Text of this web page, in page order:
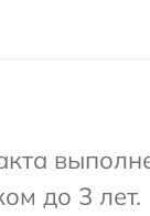
до 3 лет.